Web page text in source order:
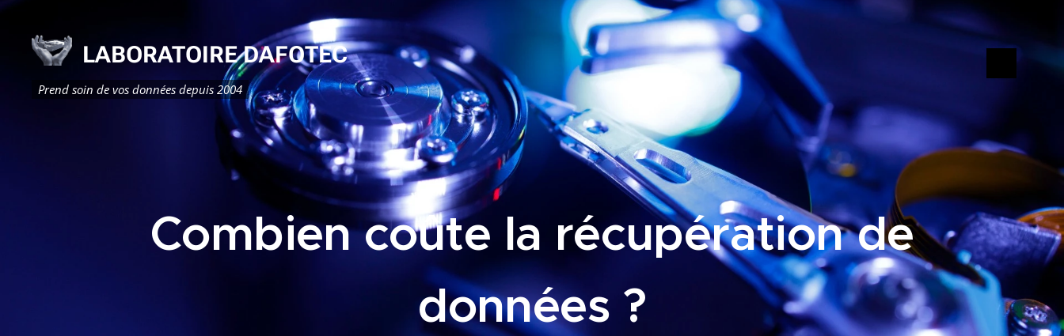
LABORATOIRE DAFOTEC
Prend soin de vos données depuis 2004
Combien coûte la récupération de
données ?